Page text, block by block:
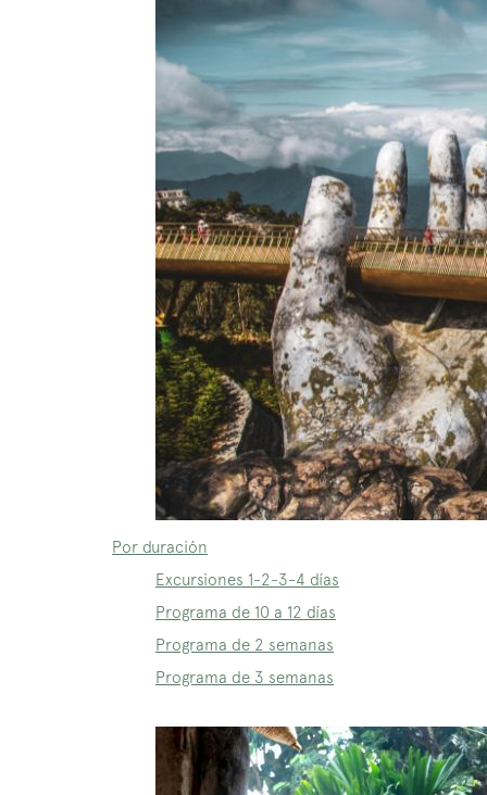
Por duración
Excursiones 1-2-3-4 días
Programa de 10 a 12 días
Programa de 2 semanas
Programa de 3 semanas